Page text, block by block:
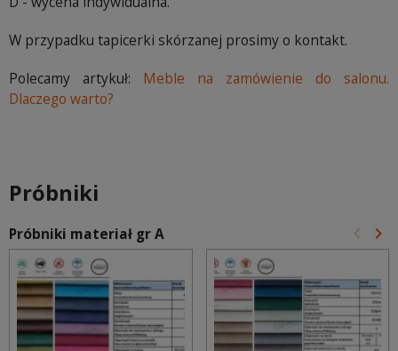
W przypadku tapicerki skórzanej prosimy o kontakt.
Polecamy artykuł: Meble na zamówienie do salonu.
Dlaczego warto?
Próbniki
Próbniki materiał gr A keyboard_arrow_left keyboard_arrow_right